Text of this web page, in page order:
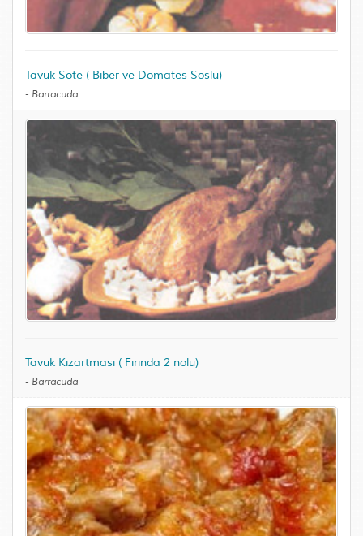
Tavuk Sote ( Biber ve Domates Soslu)
- Barracuda
Tavuk Kızartması ( Fırında 2 nolu)
- Barracuda